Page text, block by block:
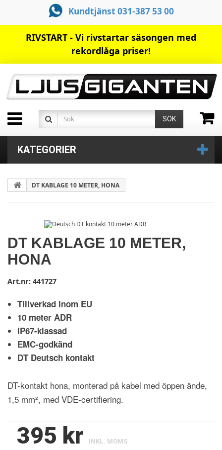
Kundtjänst 031-387 53 00
RIVSTART - Vi rivstartar säsongen med
rekordlåga priser!
SÖK
KATEGORIER
DT KABLAGE 10 METER, HONA
DT KABLAGE 10 METER,
HONA
Art.nr: 441727
Tillverkad inom EU
10 meter ADR
IP67-klassad
EMC-godkänd
DT Deutsch kontakt
DT-kontakt hona, monterad på kabel med öppen ände,
1,5 mm², med VDE-certifiering.
395 kr INKL. MOMS